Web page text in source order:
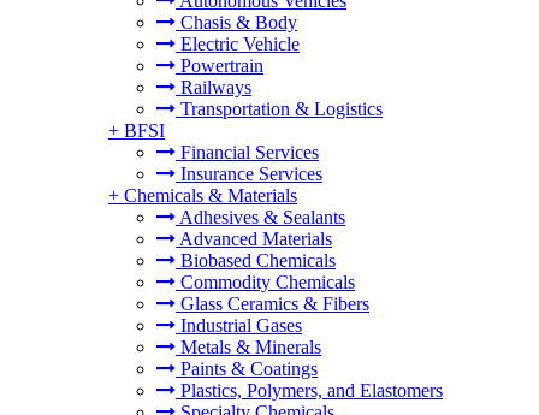
Chasis & Body
Electric Vehicle
Powertrain
Railways
Transportation & Logistics
+ BFSI
Financial Services
Insurance Services
+ Chemicals & Materials
Adhesives & Sealants
Advanced Materials
Biobased Chemicals
Commodity Chemicals
Glass Ceramics & Fibers
Industrial Gases
Metals & Minerals
Paints & Coatings
Plastics, Polymers, and Elastomers